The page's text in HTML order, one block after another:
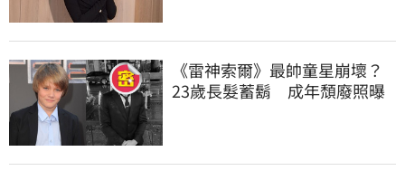
《雷神索爾》最帥童星崩壞？
23歲長髮蓄鬍 成年頹廢照曝